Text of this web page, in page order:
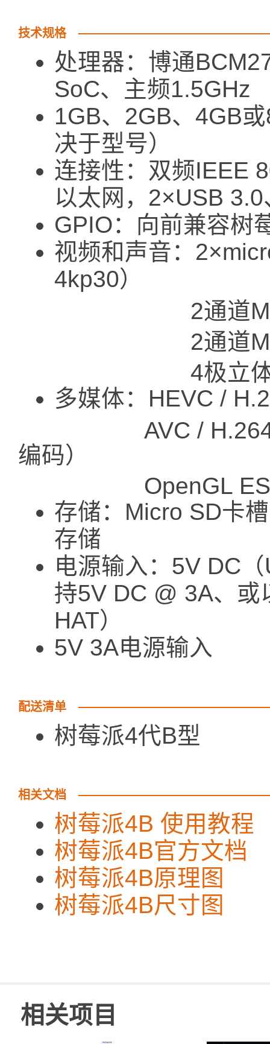
技术规格
处理器：博通
SoC、主频1.5GHz
1GB、2GB、4GB
决于型号）
连接性：双频IEEE
以太网，2×USB
GPIO：向前兼容树
视频和声音：
4kp30）
2通道MIPI
2通道MIPI
4极立体声音
多媒体：HEVC /
AVC / H.264（
编码）
OpenGL ES
存储：Micro SD卡
存储
电源输入：5V DC
持5V DC @ 3A、
HAT）
5V 3A电源输入
配送清单
树莓派4
相关文档
树莓派4B 使用教程
树莓派4B官方文档
树莓派4B原理图
树莓派4B尺寸图
相关项目